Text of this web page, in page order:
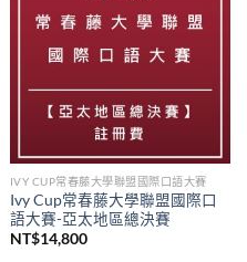
IVY CUP常春藤大學聯盟國際口語大賽
Ivy Cup常春藤大學聯盟國際口
語大賽-亞太地區總決賽
NT$14,800